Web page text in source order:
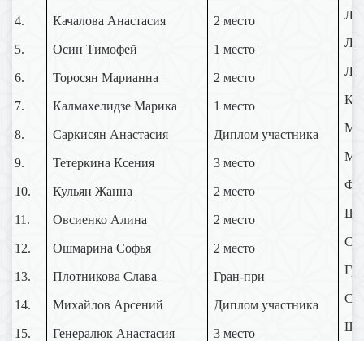
4.
5.
6.
7.
8.
9.
10.
11.
12.
13.
14.
15.
Качалова Анастасия
Осин Тимофей
Торосян Марианна
Калмахелидзе Марика
Саркисян Анастасия
Тетеркина Ксения
Кульян Жанна
Овсиенко Алина
Ошмарина Софья
Плотникова Слава
Михайлов Арсений
Генералюк Анастасия
2 место
1 место
2 место
1 место
Диплом участника
3 место
2 место
2 место
2 место
Гран-при
Диплом участника
3 место